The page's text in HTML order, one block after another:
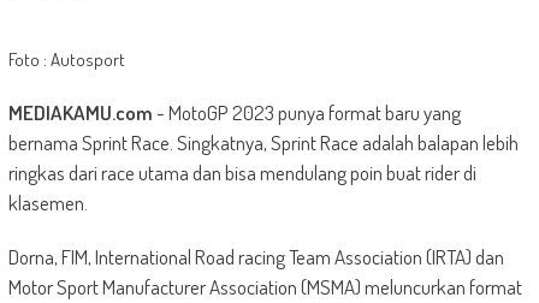
Foto : Autosport
MEDIAKAMU.com-MotoGP 2023 punya format baru yang
bernama Sprint Race. Singkatnya, Sprint Race adalah balapan lebih
ringkas dari race utama dan bisa mendulang poin buat rider di
klasemen.
Dorna, FIM, International Road racing Team Association (IRTA) dan
Motor Sport Manufacturer Association (MSMA) meluncurkan format